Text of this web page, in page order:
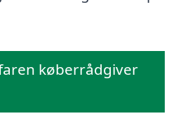
køberrådgiver